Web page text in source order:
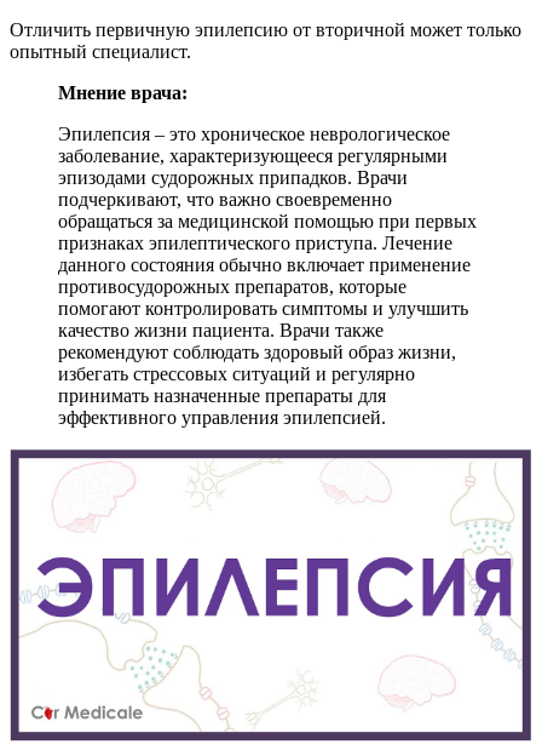
Отличить первичную эпилепсию от вторичной может только
опытный специалист.
Мнение врача:
Эпилепсия – это хроническое неврологическое
заболевание, характеризующееся регулярными
эпизодами судорожных припадков. Врачи
подчеркивают, что важно своевременно
обращаться за медицинской помощью при первых
признаках эпилептического приступа. Лечение
данного состояния обычно включает применение
противосудорожных препаратов, которые
помогают контролировать симптомы и улучшить
качество жизни пациента. Врачи также
рекомендуют соблюдать здоровый образ жизни,
избегать стрессовых ситуаций и регулярно
принимать назначенные препараты для
эффективного управления эпилепсией.